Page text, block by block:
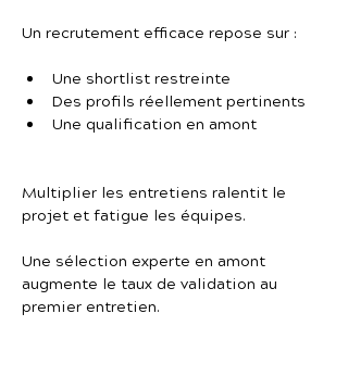
Un recrutement efficace repose sur :
Une shortlist restreinte
Des profils réellement pertinents
Une qualification en amont
Multiplier les entretiens ralentit le
projet et fatigue les équipes.
Une sélection experte en amont
augmente le taux de validation au
premier entretien.